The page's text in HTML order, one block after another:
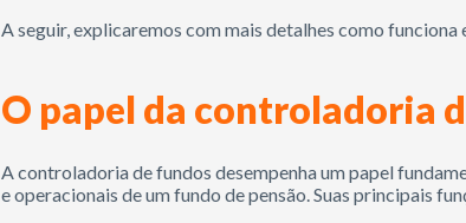
A seguir, explicaremos com mais detalhes como funciona
O papel da controladoria
A controladoria de fundos desempenha um papel
e operacionais de um fundo de pensão. Suas principais